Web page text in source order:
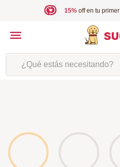
15%off en tu primer
¿Qué estás necesitando?